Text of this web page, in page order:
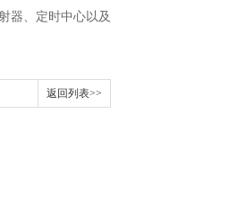
器、定时中心以及
返回列表>>